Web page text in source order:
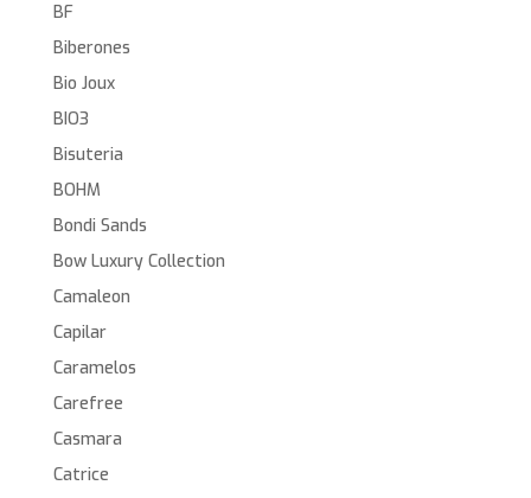
BF
Biberones
Bio Joux
BIO3
Bisuteria
BOHM
Bondi Sands
Bow Luxury Collection
Camaleon
Capilar
Caramelos
Carefree
Casmara
Catrice